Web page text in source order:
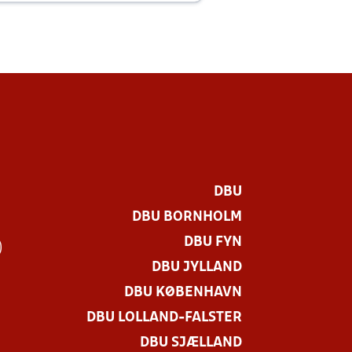
DBU
DBU BORNHOLM
DBU FYN
DBU JYLLAND
DBU KØBENHAVN
DBU LOLLAND-FALSTER
DBU SJÆLLAND